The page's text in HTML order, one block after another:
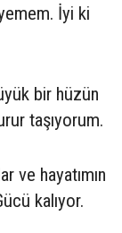
İyi ki
bir hüzün
taşıyorum.
ve hayatımın
kalıyor.